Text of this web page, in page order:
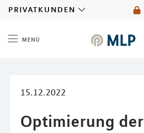
privatkunden
menü
15.12.2022
Optimierung der